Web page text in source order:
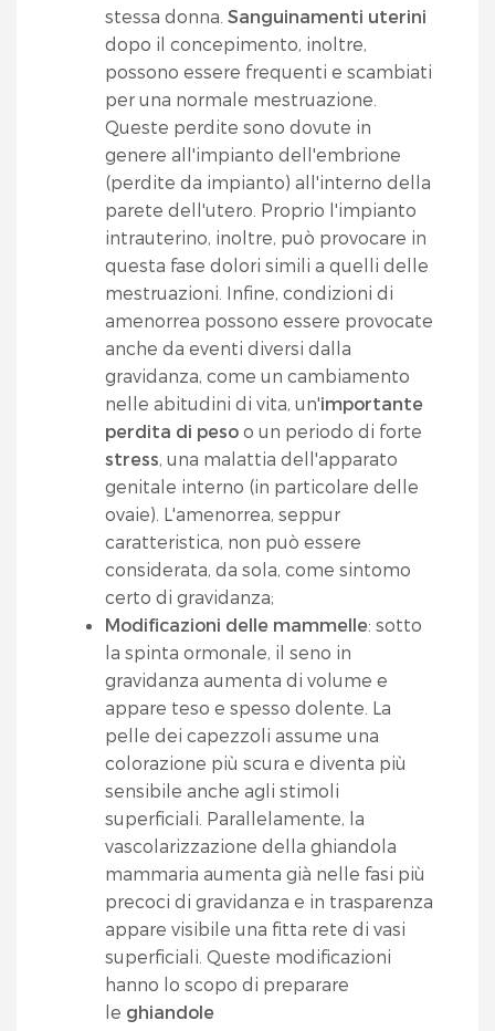
stessa donna. Sanguinamenti uterini
dopo il concepimento, inoltre,
possono essere frequenti e scambiati
per una normale mestruazione.
Queste perdite sono dovute in
genere all'impianto dell'embrione
(perdite da impianto) all'interno della
parete dell'utero. Proprio l'impianto
intrauterino, inoltre, può provocare in
questa fase dolori simili a quelli delle
mestruazioni. Infine, condizioni di
amenorrea possono essere provocate
anche da eventi diversi dalla
gravidanza, come un cambiamento
nelle abitudini di vita, un'importante
perdita di peso o un periodo di forte
stress, una malattia dell'apparato
genitale interno (in particolare delle
ovaie). L'amenorrea, seppur
caratteristica, non può essere
considerata, da sola, come sintomo
certo di gravidanza;
Modificazioni delle mammelle: sotto
la spinta ormonale, il seno in
gravidanza aumenta di volume e
appare teso e spesso dolente. La
pelle dei capezzoli assume una
colorazione più scura e diventa più
sensibile anche agli stimoli
superficiali. Parallelamente, la
vascolarizzazione della ghiandola
mammaria aumenta già nelle fasi più
precoci di gravidanza e in trasparenza
appare visibile una fitta rete di vasi
superficiali. Queste modificazioni
hanno lo scopo di preparare
le ghiandole